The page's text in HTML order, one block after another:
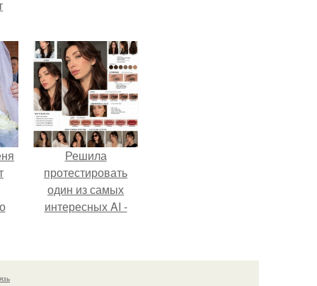
и
Решила
протестировать
один из самых
интересных AI -